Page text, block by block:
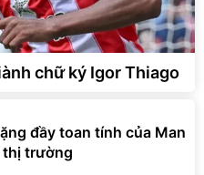
chữ ký Igor Thiago
đầy toan tính của Man
thị trường